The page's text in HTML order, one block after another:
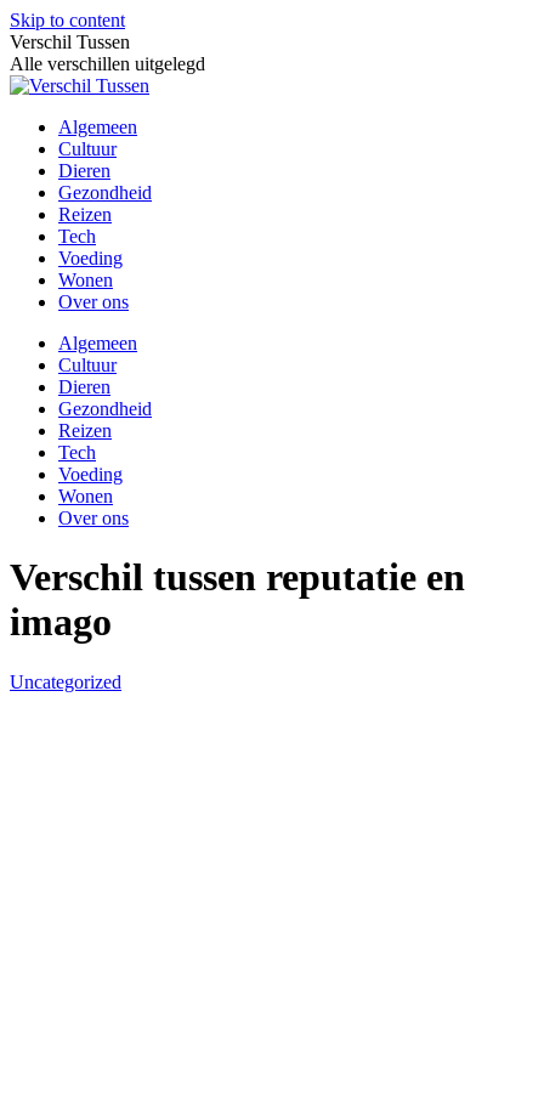
Skip to content
Verschil Tussen
Alle verschillen uitgelegd
Algemeen
Cultuur
Dieren
Gezondheid
Reizen
Tech
Voeding
Wonen
Over ons
Algemeen
Cultuur
Dieren
Gezondheid
Reizen
Tech
Voeding
Wonen
Over ons
Verschil tussen reputatie en
imago
Uncategorized